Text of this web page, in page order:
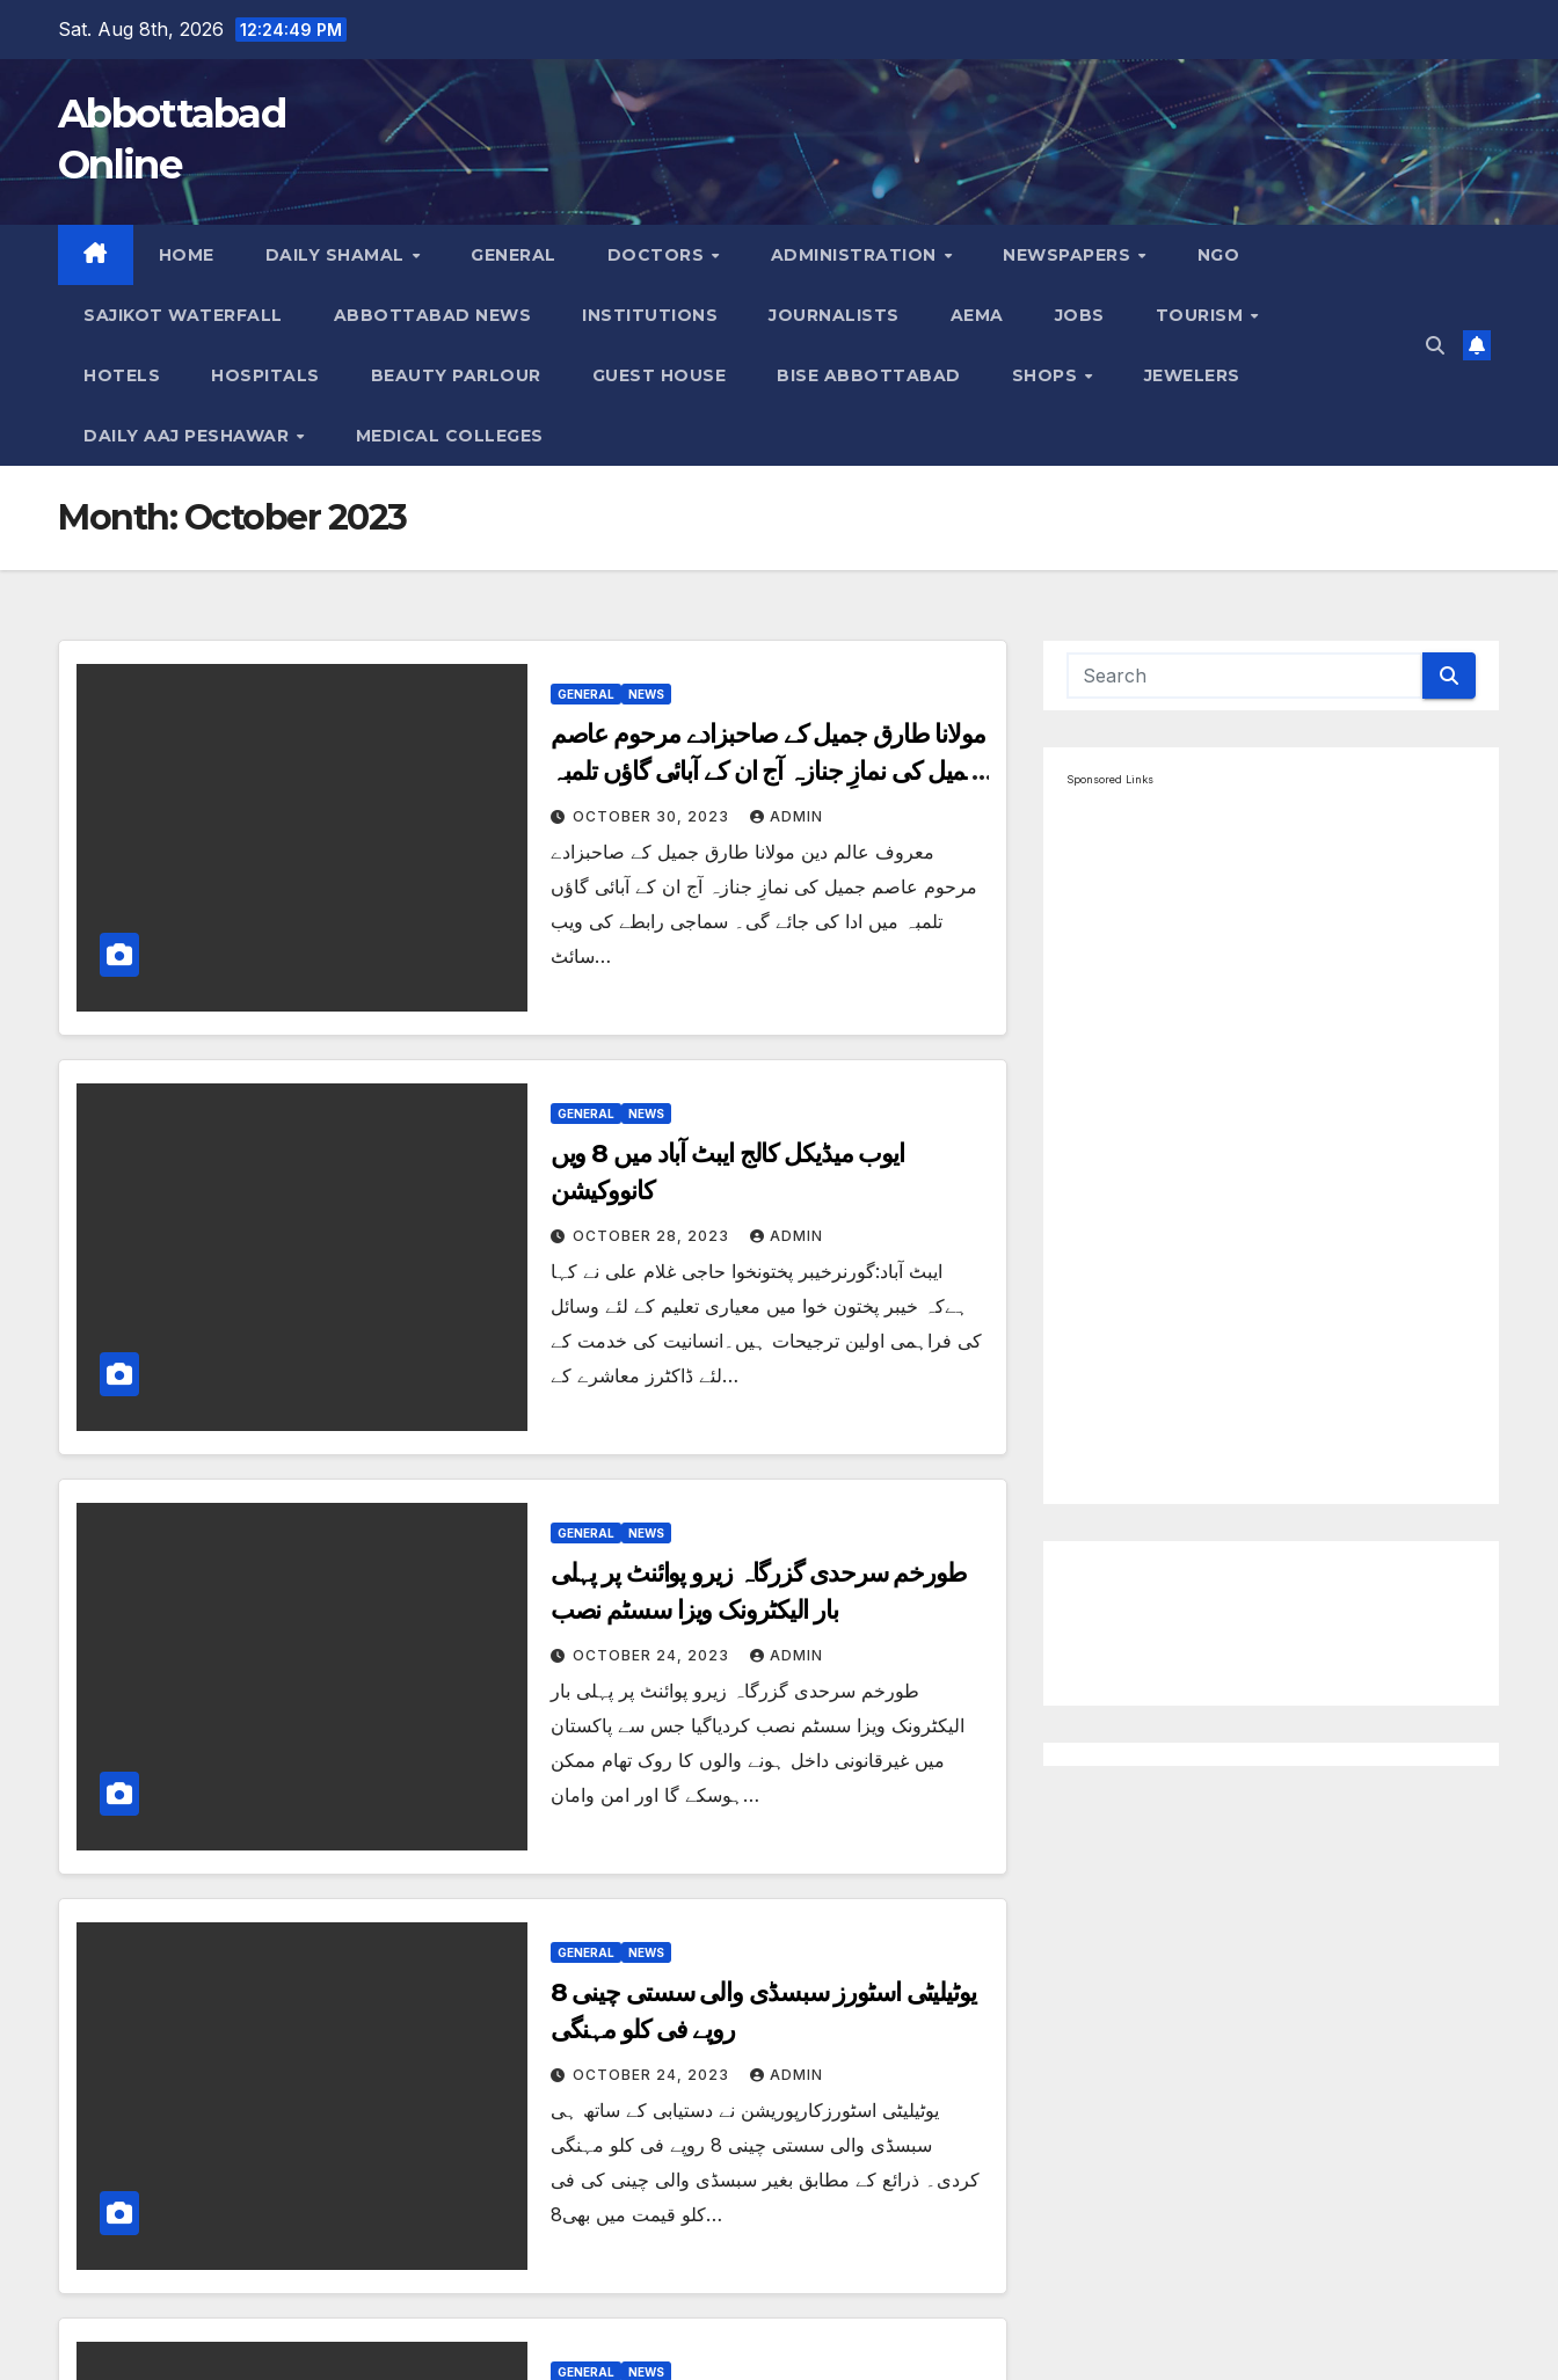
content
Sat. Aug 8th, 2026 12:24:50 PM
Abbottabad
Online
HOME DAILY SHAMAL GENERAL DOCTORS ADMINISTRATION NEWSPAPERS NGO
SAJIKOT WATERFALL ABBOTTABAD NEWS INSTITUTIONS JOURNALISTS AEMA JOBS TOURISM
HOTELS HOSPITALS BEAUTY PARLOUR GUEST HOUSE BISE ABBOTTABAD SHOPS JEWELERS
DAILY AAJ PESHAWAR MEDICAL COLLEGES
Month:October 2023
GENERAL NEWS
مولانا طارق جمیل کے صاحبزادے مرحوم عاصم
جمیل کی نمازِ جنازہ آج ان کے آبائی گاؤں تلمبہ
میں ادا کی جائے گی
OCTOBER 30, 2023 ADMIN
معروف عالم دین مولانا طارق جمیل کے صاحبزادے
مرحوم عاصم جمیل کی نمازِ جنازہ آج ان کے آبائی گاؤں
تلمبہ میں ادا کی جائے گی۔ سماجی رابطے کی ویب
سائٹ…
GENERAL NEWS
ایوب میڈیکل کالج ایبٹ آباد میں 8 ویں
کانووکیشن
OCTOBER 28, 2023 ADMIN
ایبٹ آباد:گورنرخیبر پختونخوا حاجی غلام علی نے کہا
ہےکہ خیبر پختون خوا میں معیاری تعلیم کے لئے وسائل
کی فراہمی اولین ترجیحات ہیں۔انسانیت کی خدمت کے
لئے ڈاکٹرز معاشرے کے…
GENERAL NEWS
طورخم سرحدی گزرگاہ زیرو پوائنٹ پر پہلی
بار الیکٹرونک ویزا سسٹم نصب
OCTOBER 24, 2023 ADMIN
طورخم سرحدی گزرگاہ زیرو پوائنٹ پر پہلی بار
الیکٹرونک ویزا سسٹم نصب کردیاگیا جس سے پاکستان
میں غیرقانونی داخل ہونے والوں کا روک تھام ممکن
ہوسکے گا اور امن وامان…
GENERAL NEWS
یوٹیلیٹی اسٹورز سبسڈی والی سستی چینی 8
روپے فی کلو مہنگی
OCTOBER 24, 2023 ADMIN
یوٹیلیٹی اسٹورزکارپوریشن نے دستیابی کے ساتھ ہی
سبسڈی والی سستی چینی 8 روپے فی کلو مہنگی
کردی۔ ذرائع کے مطابق بغیر سبسڈی والی چینی کی فی
کلو قیمت میں بھی8…
GENERAL NEWS
Sponsored Links